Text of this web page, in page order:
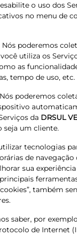
o uso dos
no menu de
Nós poderemos
utiliza os
as
tempo de uso, etc.
poderemos
da DRSUL
seja um cliente.
tecnologias
de
sua
também
saber, por
de Internet